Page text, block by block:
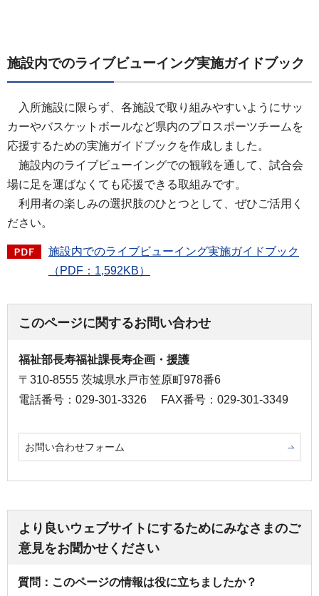
施設内でのライブビューイング実施ガイドブック
入所施設に限らず、各施設で取り組みやすいようにサッ
カーやバスケットボールなど県内のプロスポーツチームを
応援するための実施ガイドブックを作成しました。
施設内のライブビューイングでの観戦を通して、試合会
場に足を運ばなくても応援できる取組みです。
利用者の楽しみの選択肢のひとつとして、ぜひご活用く
ださい。
施設内でのライブビューイング実施ガイドブック
（PDF：1,592KB）
このページに関するお問い合わせ
福祉部長寿福祉課長寿企画・援護
〒310-8555 茨城県水戸市笠原町978番6
電話番号：029-301-3326
FAX番号：029-301-3349
お問い合わせフォーム
より良いウェブサイトにするためにみなさまのご
意見をお聞かせください
質問：このページの情報は役に立ちましたか？